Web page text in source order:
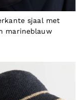
sjaal met
marineblauw